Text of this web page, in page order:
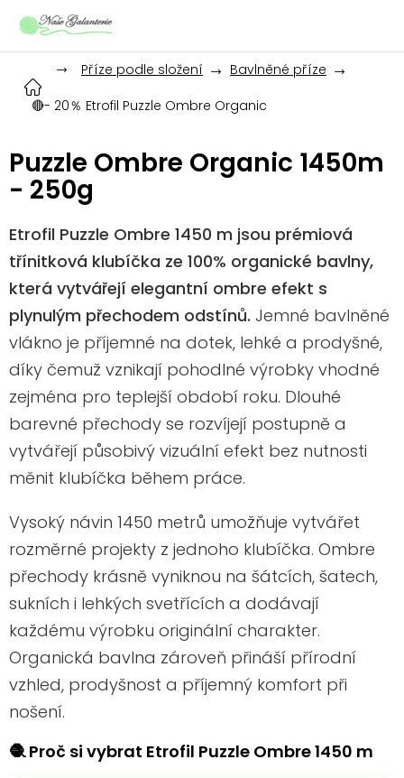
Příze podle složení
Bavlněné příze
🔴- 20％ Etrofil Puzzle Ombre Organic
Puzzle Ombre Organic 1450m
- 250g
Etrofil Puzzle Ombre 1450 m jsou prémiová
třínitková klubíčka ze 100% organické bavlny,
která vytvářejí elegantní ombre efekt s
plynulým přechodem odstínů. Jemné bavlněné
vlákno je příjemné na dotek, lehké a prodyšné,
díky čemuž vznikají pohodlné výrobky vhodné
zejména pro teplejší období roku. Dlouhé
barevné přechody se rozvíjejí postupně a
vytvářejí působivý vizuální efekt bez nutnosti
měnit klubíčka během práce.
Vysoký návin 1450 metrů umožňuje vytvářet
rozměrné projekty z jednoho klubíčka. Ombre
přechody krásně vyniknou na šátcích, šatech,
sukních i lehkých svetřících a dodávají
každému výrobku originální charakter.
Organická bavlna zároveň přináší přírodní
vzhled, prodyšnost a příjemný komfort při
nošení.
🧶 Proč si vybrat Etrofil Puzzle Ombre 1450 m